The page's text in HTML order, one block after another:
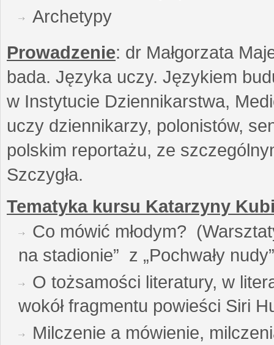
Archetypy
Prowadzenie: dr Małgorzata
bada. Języka uczy. Językiem
w Instytucie Dziennikarstwa,
uczy dziennikarzy, polonistów,
polskim reportażu, ze
Szczygła.
Tematyka kursu Katarzyny
Co mówić młodym?
na stadionie” z „Pochwały
O tożsamości literatury, w
wokół fragmentu powieści Siri
Milczenie a mówienie,